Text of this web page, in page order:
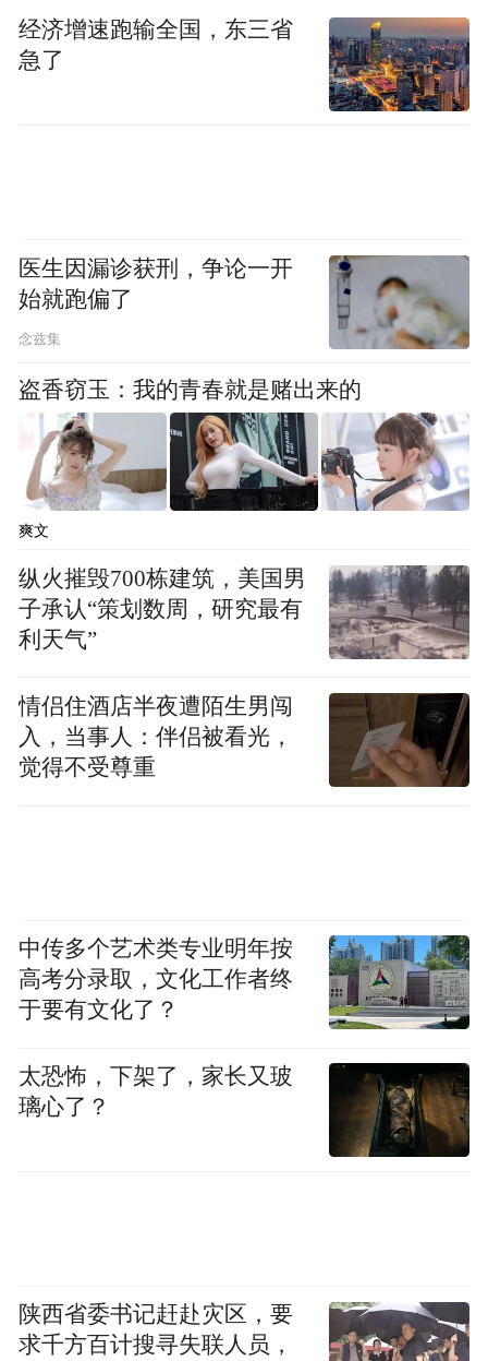
经济增速跑输全国，东三省
急了
医生因漏诊获刑，争论一开
始就跑偏了
念兹集
盗香窃玉：我的青春就是赌出来的
爽文
纵火摧毁700栋建筑，美国男
子承认“策划数周，研究最有
利天气”
情侣住酒店半夜遭陌生男闯
入，当事人：伴侣被看光，
觉得不受尊重
中传多个艺术类专业明年按
高考分录取，文化工作者终
于要有文化了？
太恐怖，下架了，家长又玻
璃心了？
陕西省委书记赶赴灾区，要
求千方百计搜寻失联人员，